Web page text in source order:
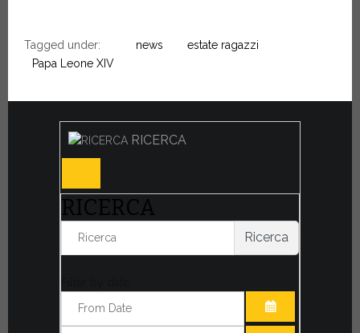
Tagged under: news
estate ragazzi
Papa Leone XIV
RICERCA
RICERCA
Ricerca